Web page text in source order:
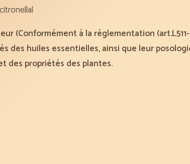
(Conformément à la réglementation
des huiles essentielles, ainsi que leur
des propriétés des plantes.